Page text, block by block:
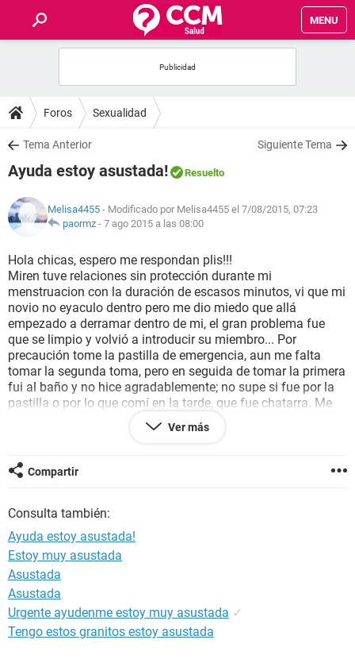
MENU
FOROS
SALUD
FAMILIA
NUTRICIÓN
BIENESTAR
SEXUALIDAD
GLOSARIO
Foros Sexualidad
Tema Anterior Siguiente Tema
Ayuda estoy asustada! Resuelto
Melisa4455 - Modificado por Melisa4455 el 7/08/2015, 07:23
paormz - 7 ago 2015 a las 08:00
Hola chicas, espero me respondan plis!!!
Miren tuve relaciones sin protección durante mi
menstruacion con la duración de escasos minutos, vi que mi
novio no eyaculo dentro pero me dio miedo que allá
empezado a derramar dentro de mi, el gran problema fue
que se limpio y volvió a introducir su miembro... Por
precaución tome la pastilla de emergencia, aun me falta
tomar la segunda toma, pero en seguida de tomar la primera
fui al baño y no hice agradablemente; no supe si fue por la
pastilla o por lo que comí en la tarde, que fue chatarra. Me
da miedo que por eso se allá perdido la eficacia de la
pastilla, ya que puede ser a causa del vomito o diarrea.
Ver más
Compartir
Consulta también:
Ayuda estoy asustada!
Estoy muy asustada
Asustada
Asustada
Urgente ayudenme estoy muy asustada ✓
Tengo estos granitos estoy asustada